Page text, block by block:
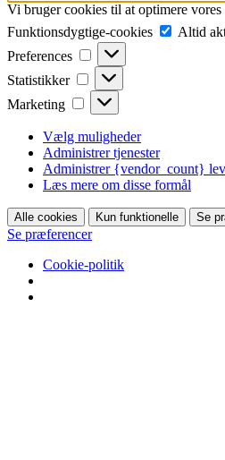
Vi bruger cookies til at optimere vores
Funktionsdygtige-cookies
cookies
Altid
Preferences
Preferences
Statistikker Statistikker
Marketing Marketing
Vælg muligheder
Administrer tjenester
Administrer {vendor_count}
Læs mere om disse formål
Alle cookies Kun funktionelle Se
Se præferencer
Cookie-politik